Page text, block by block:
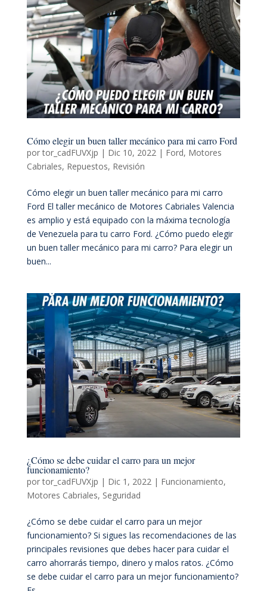
Cómo elegir un buen taller mecánico para mi carro Ford
portor_cadFUVXjp | Dic 10, 2022 | Ford, Motores
Cabriales, Repuestos, Revisión
Cómo elegir un buen taller mecánico para mi carro
Ford El taller mecánico de Motores Cabriales Valencia
es amplio y está equipado con la máxima tecnología
de Venezuela para tu carro Ford. ¿Cómo puedo elegir
un buen taller mecánico para mi carro? Para elegir un
buen...
¿Cómo se debe cuidar el carro para un mejor
funcionamiento?
portor_cadFUVXjp | Dic 1, 2022 | Funcionamiento,
Motores Cabriales, Seguridad
¿Cómo se debe cuidar el carro para un mejor
funcionamiento? Si sigues las recomendaciones de las
principales revisiones que debes hacer para cuidar el
carro ahorrarás tiempo, dinero y malos ratos. ¿Cómo
se debe cuidar el carro para un mejor funcionamiento?